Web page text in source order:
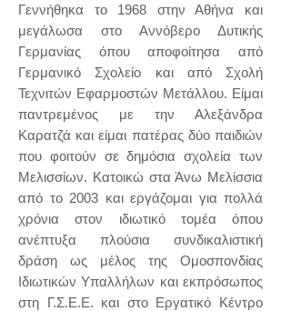
Γεννήθηκα το 1968 στην Αθήνα και
μεγάλωσα στο Αννόβερο Δυτικής
Γερμανίας όπου αποφοίτησα από
Γερμανικό Σχολείο και από Σχολή
Τεχνιτών Εφαρμοστών Μετάλλου. Είμαι
παντρεμένος με την Αλεξάνδρα
Καρατζά και είμαι πατέρας δύο παιδιών
που φοιτούν σε δημόσια σχολεία των
Μελισσίων. Κατοικώ στα Άνω Μελίσσια
από το 2003 και εργάζομαι για πολλά
χρόνια στον ιδιωτικό τομέα όπου
ανέπτυξα πλούσια συνδικαλιστική
δράση ως μέλος της Ομοσπονδίας
Ιδιωτικών Υπαλλήλων και εκπρόσωπος
στη Γ.Σ.Ε.Ε. και στο Εργατικό Κέντρο